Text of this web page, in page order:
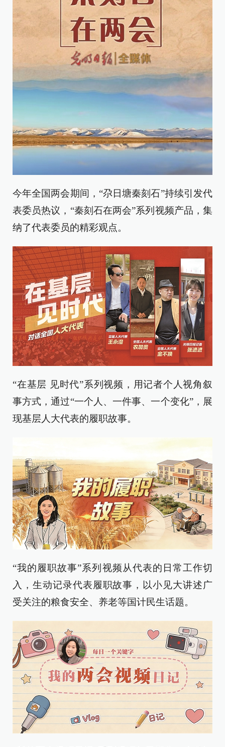
今年全国两会期间，“尕日塘秦刻石”持续引发代
表委员热议，“秦刻石在两会”系列视频产品，集
纳了代表委员的精彩观点。
“在基层 见时代”系列视频，用记者个人视角叙
事方式，通过“一个人、一件事、一个变化”，展
现基层人大代表的履职故事。
“我的履职故事”系列视频从代表的日常工作切
入，生动记录代表履职故事，以小见大讲述广
受关注的粮食安全、养老等国计民生话题。